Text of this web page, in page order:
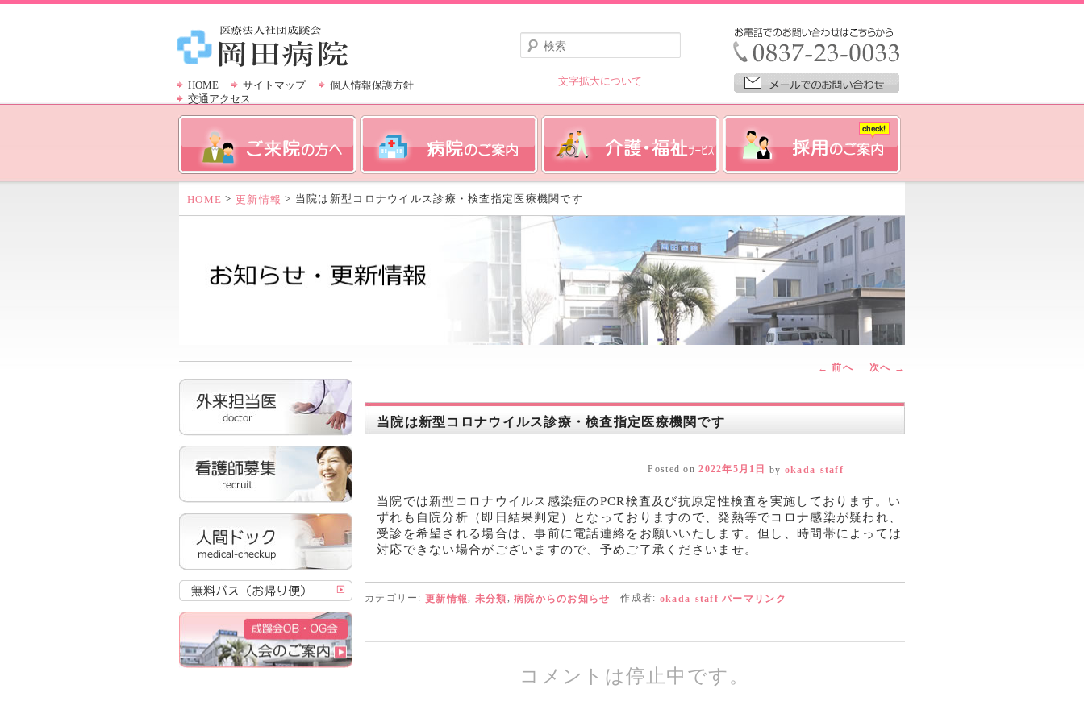
HOME サイトマップ
個人情報保護方針
交通アクセス
検
索
文字拡大について
HOME > 更新情報 > 当院は新型コロナウイルス診療・検査指定医療機関です
← 前へ 次へ →
当院は新型コロナウイルス診療・検査指定医療機関です
Posted on2022年5月1日 by okada-staff
当院では新型コロナウイルス感染症のPCR検査及び抗原定性検査を実施しております。い
ずれも自院分析（即日結果判定）となっておりますので、発熱等でコロナ感染が疑われ、
受診を希望される場合は、事前に電話連絡をお願いいたします。但し、時間帯によっては
対応できない場合がございますので、予めご了承くださいませ。
カテゴリー: 更新情報, 未分類,病院からのお知らせ 作成者: okada-staff パーマリンク
コメントは停止中です。